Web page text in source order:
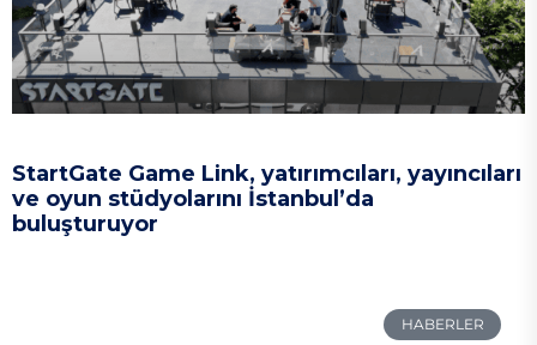
StartGate Game Link, yatırımcıları, yayıncıları
ve oyun stüdyolarını İstanbul’da
buluşturuyor
HABERLER